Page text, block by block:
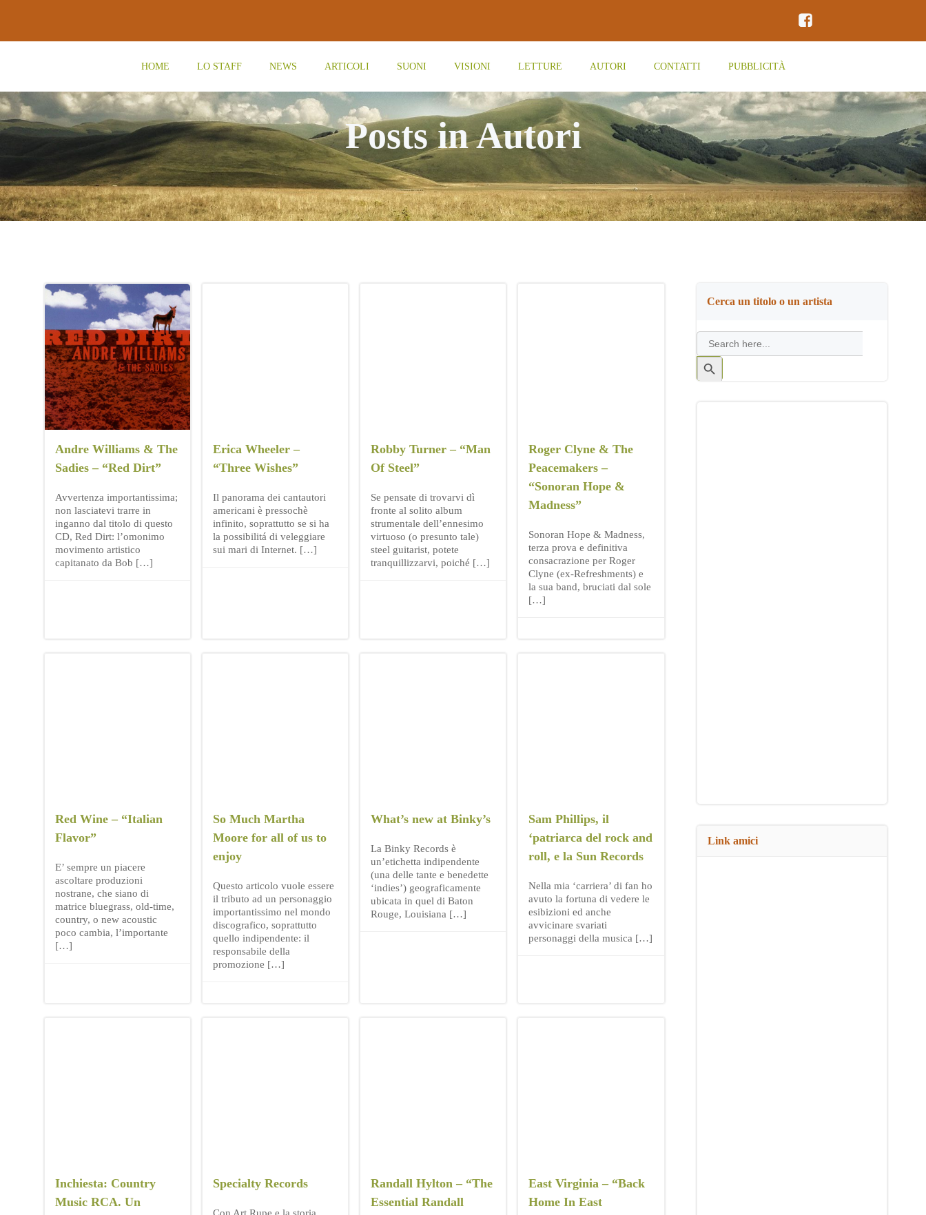
contenuto
HOME LO STAFF NEWS ARTICOLI SUONI VISIONI LETTURE AUTORI CONTATTI PUBBLICITÀ
Posts in Autori
Andre Williams & The
Sadies – “Red Dirt”
Avvertenza importantissima;
non lasciatevi trarre in
inganno dal titolo di questo
CD, Red Dirt: l’omonimo
movimento artistico
capitanato da Bob […]
Erica Wheeler –
“Three Wishes”
Il panorama dei cantautori
americani è pressochè
infinito, soprattutto se si ha
la possibilitá di veleggiare
sui mari di Internet. […]
Robby Turner – “Man
Of Steel”
Se pensate di trovarvi dì
fronte al solito album
strumentale dell’ennesimo
virtuoso (o presunto tale)
steel guitarist, potete
tranquillizzarvi, poiché […]
Roger Clyne & The
Peacemakers –
“Sonoran Hope &
Madness”
Sonoran Hope & Madness,
terza prova e definitiva
consacrazione per Roger
Clyne (ex-Refreshments) e
la sua band, bruciati dal sole
[…]
Red Wine – “Italian
Flavor”
E’ sempre un piacere
ascoltare produzioni
nostrane, che siano di
matrice bluegrass, old-time,
country, o new acoustic
poco cambia, l’importante
[…]
So Much Martha
Moore for all of us to
enjoy
Questo articolo vuole essere
il tributo ad un personaggio
importantissimo nel mondo
discografico, soprattutto
quello indipendente: il
responsabile della
promozione […]
What’s new at Binky’s
La Binky Records è
un’etichetta indipendente
(una delle tante e benedette
‘indies’) geograficamente
ubicata in quel di Baton
Rouge, Louisiana […]
Sam Phillips, il
‘patriarca del rock and
roll, e la Sun Records
Nella mia ‘carriera’ di fan ho
avuto la fortuna di vedere le
esibizioni ed anche
avvicinare svariati
personaggi della musica […]
Inchiesta: Country
Music RCA. Un
Specialty Records
Randall Hylton – “The
Essential Randall
East Virginia – “Back
Home In East
Cerca un titolo o un artista
Search
for:
Search
Button
Link amici